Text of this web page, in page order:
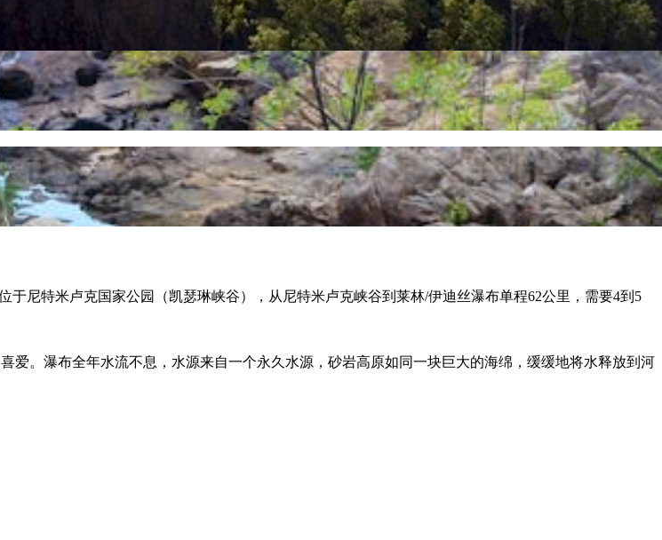
尼特米卢克国家公园（凯瑟琳峡谷），从尼特米卢克峡谷到莱林/伊迪丝瀑布单程62公里，需要4到5
爱。瀑布全年水流不息，水源来自一个永久水源，砂岩高原如同一块巨大的海绵，缓缓地将水释放到河